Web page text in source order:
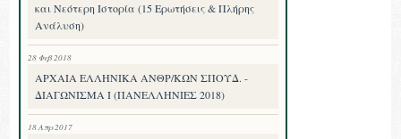
και Νεότερη Ιστορία (15 Ερωτήσεις & Πλήρης
Ανάλυση)
28 Φεβ 2018
ΑΡΧΑΙΑ ΕΛΛΗΝΙΚΑ ΑΝΘΡ/ΚΩΝ ΣΠΟΥΔ. -
ΔΙΑΓΩΝΙΣΜΑ I (ΠΑΝΕΛΛΗΝΙΕΣ 2018)
18 Απρ 2017